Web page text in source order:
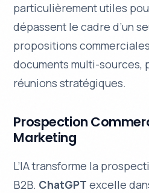
particulièrement utiles
dépassent le cadre d’un
propositions
documents multi-sources,
réunions stratégiques.
Prospection
Marketing
L’IA transforme la
B2B. ChatGPT excelle